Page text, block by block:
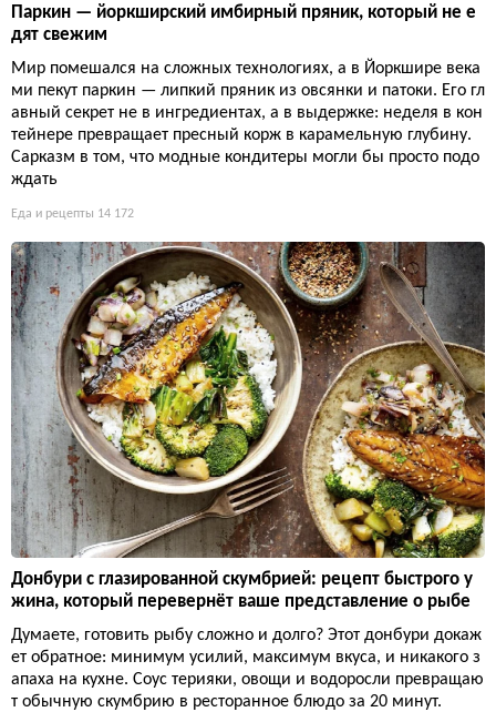
Паркин — йоркширский имбирный пряник, который не е
дят свежим
Мир помешался на сложных технологиях, а в Йоркшире века
ми пекут паркин — липкий пряник из овсянки и патоки. Его гл
авный секрет не в ингредиентах, а в выдержке: неделя в кон
тейнере превращает пресный корж в карамельную глубину.
Сарказм в том, что модные кондитеры могли бы просто подо
ждать
Еда и рецепты 14 172
Донбури с глазированной скумбрией: рецепт быстрого у
жина, который перевернёт ваше представление о рыбе
Думаете, готовить рыбу сложно и долго? Этот донбури докаж
ет обратное: минимум усилий, максимум вкуса, и никакого з
апаха на кухне. Соус терияки, овощи и водоросли превращаю
т обычную скумбрию в ресторанное блюдо за 20 минут.